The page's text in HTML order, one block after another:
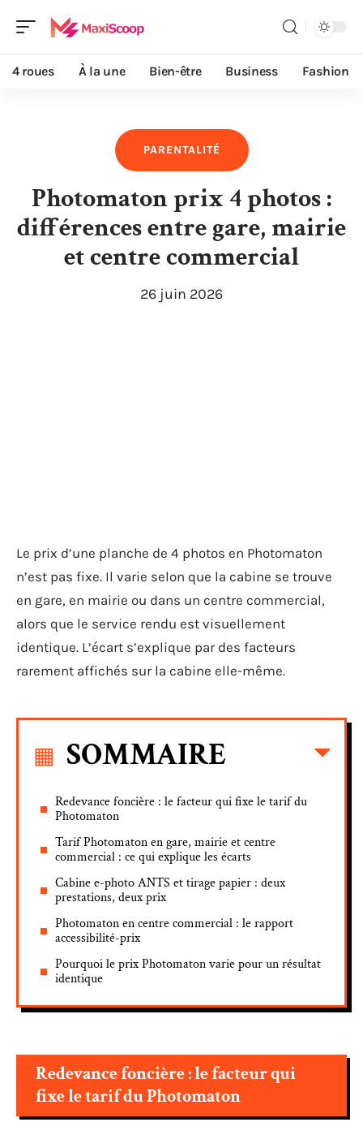
4 roues À la une Bien-être Business Fashion
PARENTALITÉ
Photomaton prix 4 photos :
différences entre gare, mairie
et centre commercial
26 juin 2026
Le prix d’une planche de 4 photos en Photomaton
n’est pas fixe. Il varie selon que la cabine se trouve
en gare, en mairie ou dans un centre commercial,
alors que le service rendu est visuellement
identique. L’écart s’explique par des facteurs
rarement affichés sur la cabine elle-même.
SOMMAIRE
Redevance foncière : le facteur qui fixe le tarif du
Photomaton
Tarif Photomaton en gare, mairie et centre
commercial : ce qui explique les écarts
Cabine e-photo ANTS et tirage papier : deux
prestations, deux prix
Photomaton en centre commercial : le rapport
accessibilité-prix
Pourquoi le prix Photomaton varie pour un résultat
identique
Redevance foncière : le facteur qui
fixe le tarif du Photomaton